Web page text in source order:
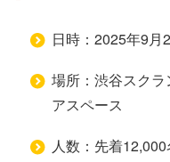
日時：2025年9月
場所：渋谷スク
アスペース
人数：先着